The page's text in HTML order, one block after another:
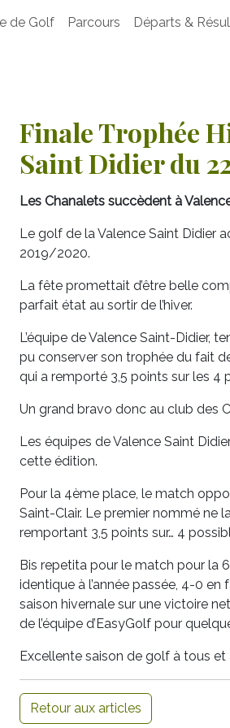
de Golf Parcours Départs &
Finale Trophée
Saint Didier du
Les Chanalets succèdent à
Le golf de la Valence Saint Didier
2019/2020.
La fête promettait d’être belle
parfait état au sortir de l’hiver.
L’équipe de Valence Saint-Didier,
pu conserver son trophée du fait
qui a remporté 3,5 points sur les 4
Un grand bravo donc au club des
Les équipes de Valence Saint
cette édition.
Pour la 4ème place, le match
Saint-Clair. Le premier nommé ne
remportant 3,5 points sur… 4
Bis repetita pour le match pour la
identique à l’année passée, 4-0
saison hivernale sur une victoire
de l’équipe d’EasyGolf pour
Excellente saison de golf à tous et
Retour aux articles